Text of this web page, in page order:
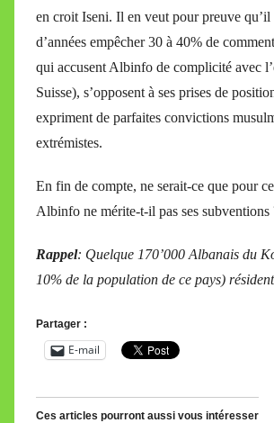
en croit Iseni. Il en veut pour preuve
d’années empêcher 30 à 40% de
qui accusent Albinfo de complicité avec
Suisse), s’opposent à ses prises de
expriment de parfaites convictions
extrémistes.
En fin de compte, ne serait-ce que pour
Albinfo ne mérite-t-il pas ses subventions
Rappel: Quelque 170’000 Albanais du
10% de la population de ce pays)
Partager :
E-mail
Ces articles pourront aussi vous intéresser